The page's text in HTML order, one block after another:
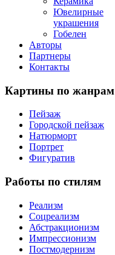
Ювелирные
украшения
Гобелен
Авторы
Партнеры
Контакты
Картины по жанрам
Пейзаж
Городской пейзаж
Натюрморт
Портрет
Фигуратив
Работы по стилям
Реализм
Соцреализм
Абстракционизм
Импрессионизм
Постмодернизм